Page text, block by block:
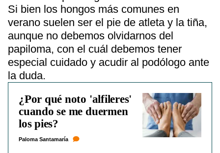
Si bien los hongos más comunes en
verano suelen ser el pie de atleta y la tiña,
aunque no debemos olvidarnos del
papiloma, con el cuál debemos tener
especial cuidado y acudir al podólogo ante
la duda.
¿Por qué noto 'alfileres'
cuando se me duermen
los pies?
Paloma Santamaría